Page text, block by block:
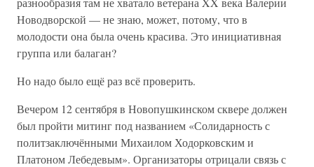
Новодворской — не знаю, может, потому, что в
молодости она была очень красива. Это инициативная
группа или балаган?
Но надо было ещё раз всё проверить.
Вечером 12 сентября в Новопушкинском сквере должен
был пройти митинг под названием «Солидарность с
политзаключёнными Михаилом Ходорковским и
Платоном Лебедевым». Организаторы отрицали связь с